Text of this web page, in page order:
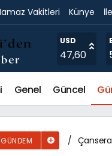
Vakitleri Künye
USD
47,60
Genel Güncel
GÜNDEM
trafiği rahatlatıyor